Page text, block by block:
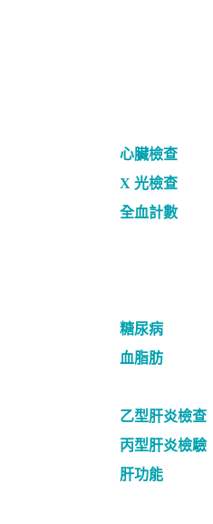
心臟檢查
X 光檢查
全血計數
糖尿病
血脂肪
乙型肝炎檢查
丙型肝炎檢驗
肝功能